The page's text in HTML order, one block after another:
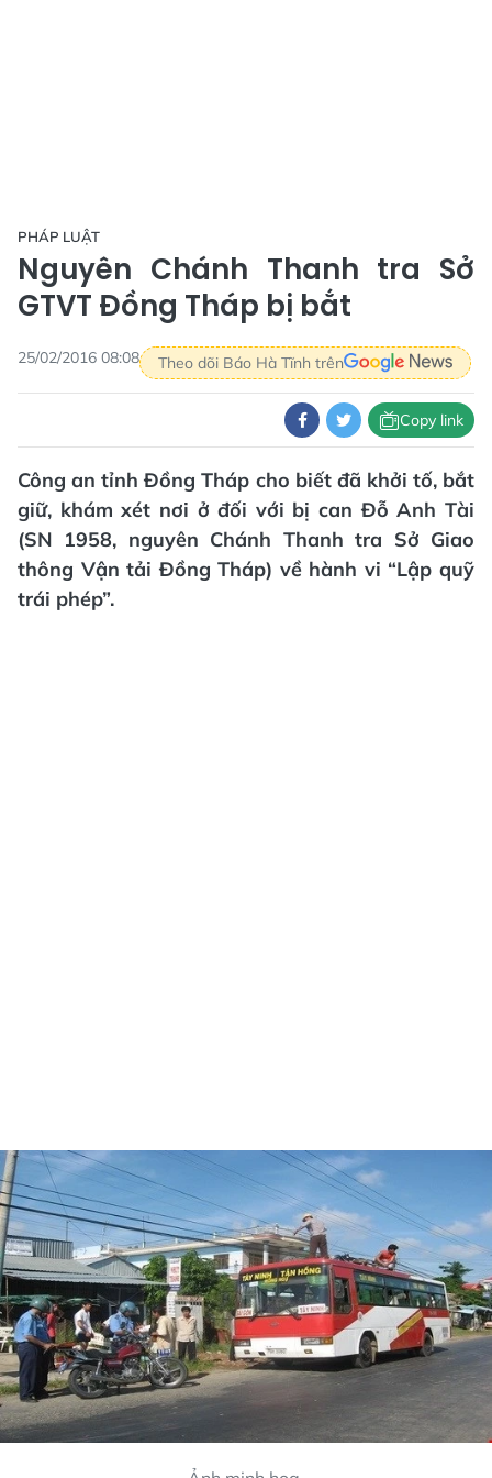
PHÁP LUẬT
Nguyên Chánh Thanh tra Sở
GTVT Đồng Tháp bị bắt
25/02/2016 08:08 Theo dõi Báo Hà Tĩnh trên
Copy link
Công an tỉnh Đồng Tháp cho biết đã khởi tố, bắt
giữ, khám xét nơi ở đối với bị can Đỗ Anh Tài
(SN 1958, nguyên Chánh Thanh tra Sở Giao
thông Vận tải Đồng Tháp) về hành vi “Lập quỹ
trái phép”.